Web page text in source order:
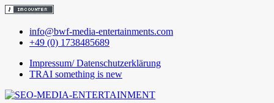
Skip
info@bwf-media-entertainments.com
+49 (0) 1738485689
Impressum/ Datenschutzerklärung
TRAI something is new